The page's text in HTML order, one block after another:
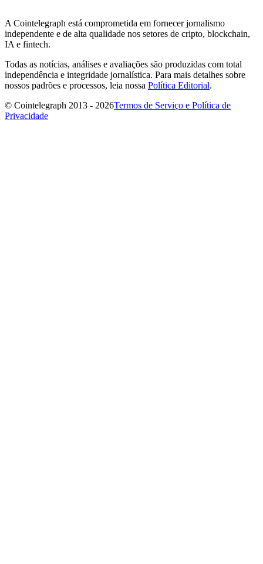
A Cointelegraph está comprometida em fornecer jornalismo
independente e de alta qualidade nos setores de cripto, blockchain,
IA e fintech.
Todas as notícias, análises e avaliações são produzidas com total
independência e integridade jornalística. Para mais detalhes sobre
nossos padrões e processos, leia nossa Política Editorial.
© Cointelegraph 2013 - 2026Termos de Serviço e Política de
Privacidade